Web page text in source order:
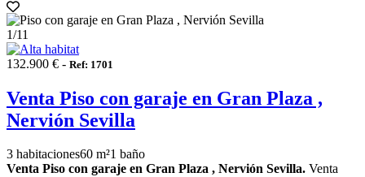
1/11
132.900 € - Ref: 1701
Venta Piso con garaje en Gran Plaza ,
Nervión Sevilla
3 habitaciones60 m²1 baño
Venta Piso con garaje en Gran Plaza , Nervión Sevilla. Venta